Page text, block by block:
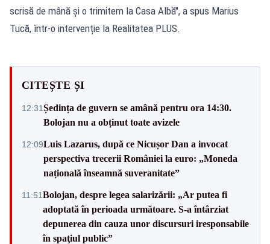
scrisă de mână și o trimitem la Casa Albă", a spus Marius
Tucă, într-o intervenție la Realitatea PLUS.
CITEȘTE ȘI
12:31Ședința de guvern se amână pentru ora 14:30.
Bolojan nu a obținut toate avizele
12:09Luis Lazarus, după ce Nicușor Dan a invocat
perspectiva trecerii României la euro: „Moneda
națională înseamnă suveranitate”
11:51Bolojan, despre legea salarizării: „Ar putea fi
adoptată în perioada următoare. S-a întârziat
depunerea din cauza unor discursuri iresponsabile
în spaţiul public”